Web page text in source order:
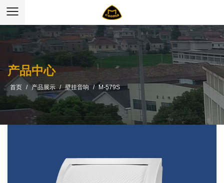
产品中心
首页 / 产品展示 / 壁挂音响 / M-579S